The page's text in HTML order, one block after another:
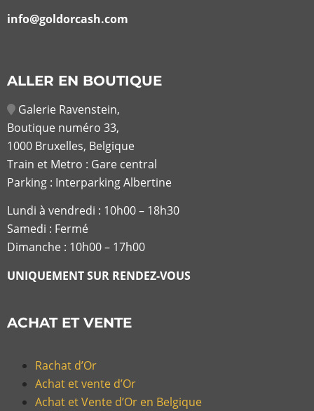
info@goldorcash.com
ALLER EN BOUTIQUE
Galerie Ravenstein,
Boutique numéro 33,
1000 Bruxelles, Belgique
Train et Metro : Gare central
Parking : Interparking Albertine
Lundi à vendredi : 10h00 – 18h30
Samedi : Fermé
Dimanche : 10h00 – 17h00
UNIQUEMENT SUR RENDEZ-VOUS
ACHAT ET VENTE
Rachat d’Or
Achat et vente d’Or
Achat et Vente d’Or en Belgique